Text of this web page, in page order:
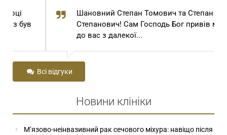
Шановний Степан Томович та Степан
Степанович! Сам Господь Бог привів мене
до вас з далекої...
Всі відгуки
Новини клініки
М’язово-неінвазивний рак сечового міхура: навіщо після